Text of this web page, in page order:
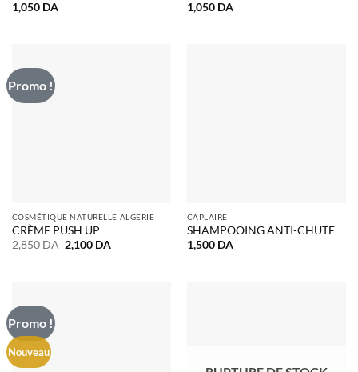
1,050 DA
1,050 DA
Promo !
COSMÉTIQUE NATURELLE ALGERIE
CRÈME PUSH UP
2,850DA Le
prix
2,100 DALe
CAPLAIRE
SHAMPOOING ANTI-CHUTE
1,500 DA
Promo !
Nouveau